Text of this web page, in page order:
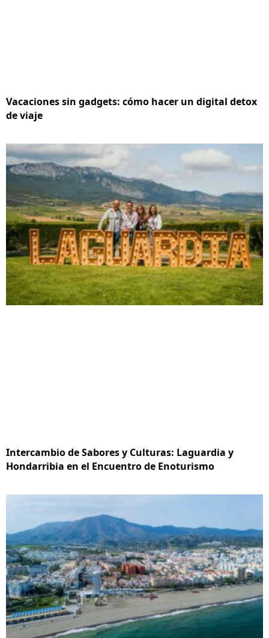
Vacaciones sin gadgets: cómo hacer un digital detox
de viaje
Intercambio de Sabores y Culturas: Laguardia y
Hondarribia en el Encuentro de Enoturismo